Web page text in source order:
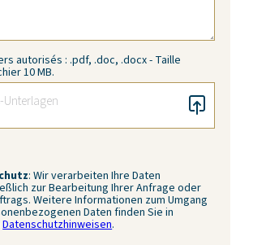
autorisés : .pdf, .doc, .docx - Taille
10 MB.
: Wir verarbeiten Ihre Daten
zur Bearbeitung Ihrer Anfrage oder
Weitere Informationen zum Umgang
Daten finden Sie in
Datenschutzhinweisen.